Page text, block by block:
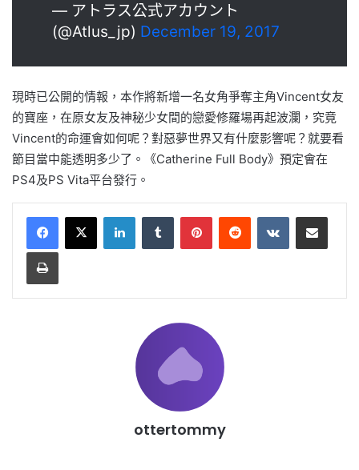
— アトラス公式アカウント
(@Atlus_jp) December 19, 2017
現時已公開的情報，本作將新增一名女角爭奪主角Vincent女友
的寶座，在原女友及神秘少女間的戀愛修羅場再起波瀾，究竟
Vincent的命運會如何呢？對惡夢世界又有什麼影響呢？就要看
節目當中能透明多少了。《Catherine Full Body》預定會在
PS4及PS Vita平台發行。
LinkedInTumblr PinterestReddit VKontakteShare via Email
Print
ottertommy